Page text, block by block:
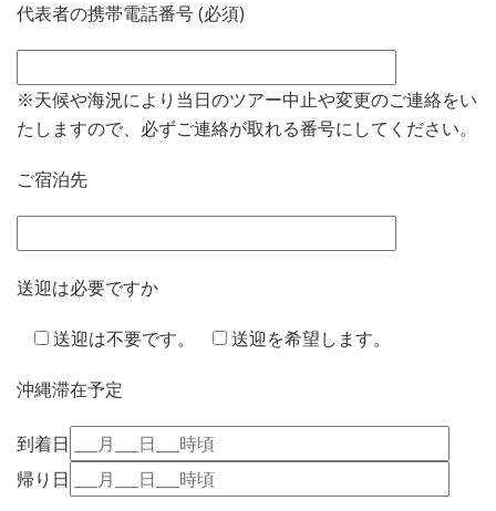
代表者の携帯電話番号 (必須)
※天候や海況により当日のツアー中止や変更のご連絡をい
たしますので、必ずご連絡が取れる番号にしてください。
ご宿泊先
送迎は必要ですか
送迎は不要です。 送迎を希望します。
沖縄滞在予定
到着日
帰り日